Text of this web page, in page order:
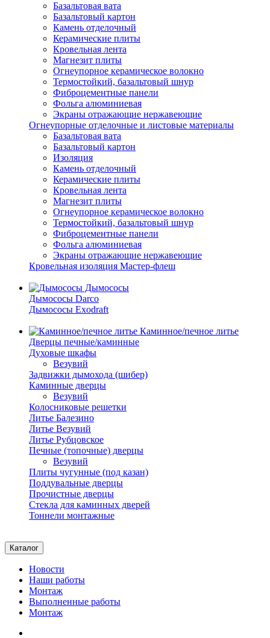
Базальтовая вата
Базальтовый картон
Камень отделочный
Керамические плиты
Кровельная лента
Магнезит плиты
Огнеупорное керамическое волокно
Термостойкий, базальтовый шнур
Фиброцементные панели
Фольга алюминиевая
Экраны отражающие нержавеющие
Огнеупорные отделочные и листовые материалы
Базальтовая вата
Базальтовый картон
Изоляция
Камень отделочный
Керамические плиты
Кровельная лента
Магнезит плиты
Огнеупорное керамическое волокно
Термостойкий, базальтовый шнур
Фиброцементные панели
Фольга алюминиевая
Экраны отражающие нержавеющие
Кровельная изоляция Мастер-флеш
Дымососы
Дымососы Darco
Дымососы Exodraft
Каминное/печное литье
Дверцы печные/каминные
Духовые шкафы
Везувий
Задвижки дымохода (шибер)
Каминные дверцы
Везувий
Колосниковые решетки
Литье Балезино
Литье Везувий
Литье Рубцовское
Печные (топочные) дверцы
Везувий
Плиты чугунные (под казан)
Поддувальные дверцы
Прочистные дверцы
Стекла для каминных дверей
Тоннели монтажные
Каталог
Новости
Наши работы
Монтаж
Выполненные работы
Монтаж